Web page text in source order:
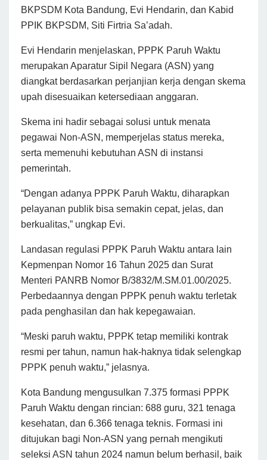
BKPSDM Kota Bandung, Evi Hendarin, dan Kabid
PPIK BKPSDM, Siti Firtria Sa’adah.
Evi Hendarin menjelaskan, PPPK Paruh Waktu
merupakan Aparatur Sipil Negara (ASN) yang
diangkat berdasarkan perjanjian kerja dengan skema
upah disesuaikan ketersediaan anggaran.
Skema ini hadir sebagai solusi untuk menata
pegawai Non-ASN, memperjelas status mereka,
serta memenuhi kebutuhan ASN di instansi
pemerintah.
“Dengan adanya PPPK Paruh Waktu, diharapkan
pelayanan publik bisa semakin cepat, jelas, dan
berkualitas,” ungkap Evi.
Landasan regulasi PPPK Paruh Waktu antara lain
Kepmenpan Nomor 16 Tahun 2025 dan Surat
Menteri PANRB Nomor B/3832/M.SM.01.00/2025.
Perbedaannya dengan PPPK penuh waktu terletak
pada penghasilan dan hak kepegawaian.
“Meski paruh waktu, PPPK tetap memiliki kontrak
resmi per tahun, namun hak-haknya tidak selengkap
PPPK penuh waktu,” jelasnya.
Kota Bandung mengusulkan 7.375 formasi PPPK
Paruh Waktu dengan rincian: 688 guru, 321 tenaga
kesehatan, dan 6.366 tenaga teknis. Formasi ini
ditujukan bagi Non-ASN yang pernah mengikuti
seleksi ASN tahun 2024 namun belum berhasil, baik